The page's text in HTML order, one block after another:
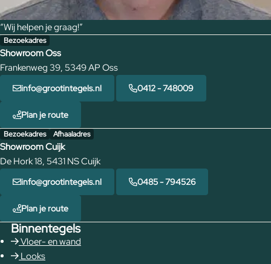
“Wij helpen je graag!”
Bezoekadres
Showroom Oss
Frankenweg 39, 5349 AP Oss
info@grootintegels.nl 0412 - 748009
Plan je route
Bezoekadres Afhaaladres
Showroom Cuijk
De Hork 18, 5431 NS Cuijk
info@grootintegels.nl 0485 - 794526
Plan je route
Binnentegels
Vloer- en wand
Looks